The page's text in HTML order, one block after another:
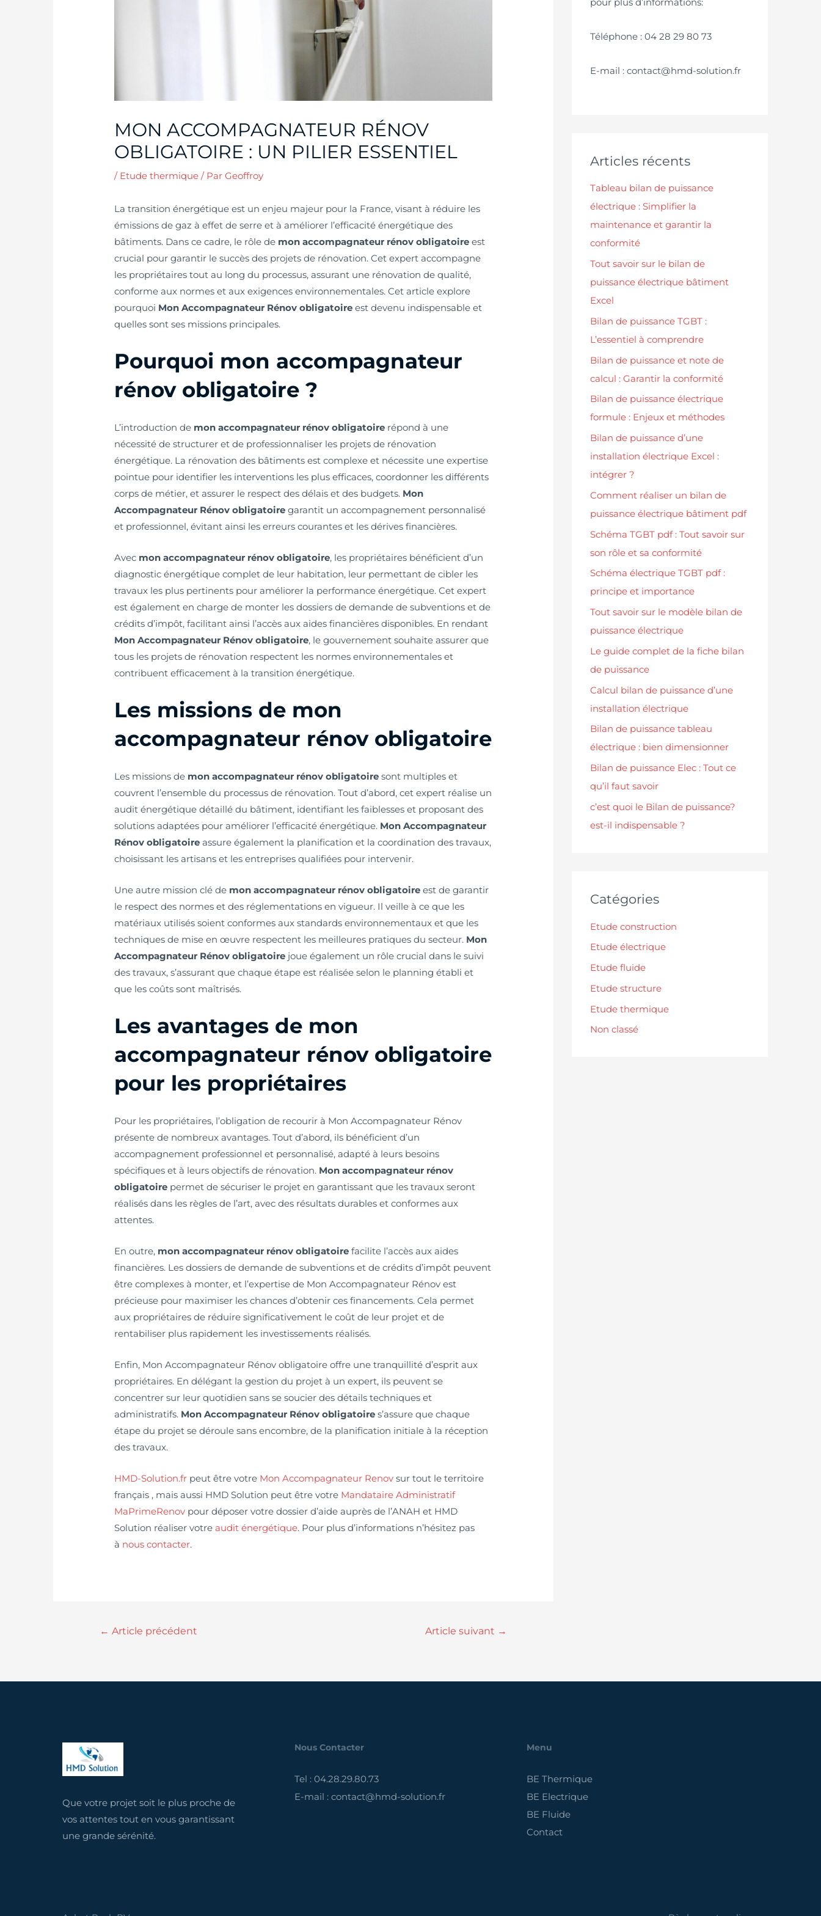
MON ACCOMPAGNATEUR RÉNOV
OBLIGATOIRE : UN PILIER ESSENTIEL
/ Etude thermique / ParGeoffroy
La transition énergétique est un enjeu majeur pour la France, visant à réduire les
émissions de gaz à effet de serre et à améliorer l’efficacité énergétique des
bâtiments. Dans ce cadre, le rôle de mon accompagnateur rénov obligatoire est
crucial pour garantir le succès des projets de rénovation. Cet expert accompagne
les propriétaires tout au long du processus, assurant une rénovation de qualité,
conforme aux normes et aux exigences environnementales. Cet article explore
pourquoi Mon Accompagnateur Rénov obligatoire est devenu indispensable et
quelles sont ses missions principales.
Pourquoi mon accompagnateur
rénov obligatoire ?
L’introduction de mon accompagnateur rénov obligatoire répond à une
nécessité de structurer et de professionnaliser les projets de rénovation
énergétique. La rénovation des bâtiments est complexe et nécessite une expertise
pointue pour identifier les interventions les plus efficaces, coordonner les différents
corps de métier, et assurer le respect des délais et des budgets. Mon
Accompagnateur Rénov obligatoire garantit un accompagnement personnalisé
et professionnel, évitant ainsi les erreurs courantes et les dérives financières.
Avec mon accompagnateur rénov obligatoire, les propriétaires bénéficient d’un
diagnostic énergétique complet de leur habitation, leur permettant de cibler les
travaux les plus pertinents pour améliorer la performance énergétique. Cet expert
est également en charge de monter les dossiers de demande de subventions et de
crédits d’impôt, facilitant ainsi l’accès aux aides financières disponibles. En rendant
Mon Accompagnateur Rénov obligatoire, le gouvernement souhaite assurer que
tous les projets de rénovation respectent les normes environnementales et
contribuent efficacement à la transition énergétique.
Les missions de mon
accompagnateur rénov obligatoire
Les missions de mon accompagnateur rénov obligatoire sont multiples et
couvrent l’ensemble du processus de rénovation. Tout d’abord, cet expert réalise un
audit énergétique détaillé du bâtiment, identifiant les faiblesses et proposant des
solutions adaptées pour améliorer l’efficacité énergétique. Mon Accompagnateur
Rénov obligatoire assure également la planification et la coordination des travaux,
choisissant les artisans et les entreprises qualifiées pour intervenir.
Une autre mission clé de mon accompagnateur rénov obligatoire est de garantir
le respect des normes et des réglementations en vigueur. Il veille à ce que les
matériaux utilisés soient conformes aux standards environnementaux et que les
techniques de mise en œuvre respectent les meilleures pratiques du secteur. Mon
Accompagnateur Rénov obligatoire joue également un rôle crucial dans le suivi
des travaux, s’assurant que chaque étape est réalisée selon le planning établi et
que les coûts sont maîtrisés.
Les avantages de mon
accompagnateur rénov obligatoire
pour les propriétaires
Pour les propriétaires, l’obligation de recourir à Mon Accompagnateur Rénov
présente de nombreux avantages. Tout d’abord, ils bénéficient d’un
accompagnement professionnel et personnalisé, adapté à leurs besoins
spécifiques et à leurs objectifs de rénovation. Mon accompagnateur rénov
obligatoire permet de sécuriser le projet en garantissant que les travaux seront
réalisés dans les règles de l’art, avec des résultats durables et conformes aux
attentes.
En outre, mon accompagnateur rénov obligatoire facilite l’accès aux aides
financières. Les dossiers de demande de subventions et de crédits d’impôt peuvent
être complexes à monter, et l’expertise de Mon Accompagnateur Rénov est
précieuse pour maximiser les chances d’obtenir ces financements. Cela permet
aux propriétaires de réduire significativement le coût de leur projet et de
rentabiliser plus rapidement les investissements réalisés.
Enfin, Mon Accompagnateur Rénov obligatoire offre une tranquillité d’esprit aux
propriétaires. En délégant la gestion du projet à un expert, ils peuvent se
concentrer sur leur quotidien sans se soucier des détails techniques et
administratifs. Mon Accompagnateur Rénov obligatoire s’assure que chaque
étape du projet se déroule sans encombre, de la planification initiale à la réception
des travaux.
HMD-Solution.fr peut être votre Mon Accompagnateur Renov sur tout le territoire
français , mais aussi HMD Solution peut être votre Mandataire Administratif
MaPrimeRenov pour déposer votre dossier d’aide auprès de l’ANAH et HMD
Solution réaliser votre audit énergétique. Pour plus d’informations n’hésitez pas
à nous contacter.
← Article précédent Article suivant →
Téléphone : 04 28 29 80 73
E-mail : contact@hmd-solution.fr
Articles récents
Tableau bilan de puissance
électrique : Simplifier la
maintenance et garantir la
conformité
Tout savoir sur le bilan de
puissance électrique bâtiment
Excel
Bilan de puissance TGBT :
L’essentiel à comprendre
Bilan de puissance et note de
calcul : Garantir la conformité
Bilan de puissance électrique
formule : Enjeux et méthodes
Bilan de puissance d’une
installation électrique Excel :
intégrer ?
Comment réaliser un bilan de
puissance électrique bâtiment pdf
Schéma TGBT pdf : Tout savoir sur
son rôle et sa conformité
Schéma électrique TGBT pdf :
principe et importance
Tout savoir sur le modèle bilan de
puissance électrique
Le guide complet de la fiche bilan
de puissance
Calcul bilan de puissance d’une
installation électrique
Bilan de puissance tableau
électrique : bien dimensionner
Bilan de puissance Elec : Tout ce
qu’il faut savoir
c’est quoi le Bilan de puissance?
est-il indispensable ?
Catégories
Etude construction
Etude électrique
Etude fluide
Etude structure
Etude thermique
Non classé
Que votre projet soit le plus proche de
vos attentes tout en vous garantissant
une grande sérénité.
Nous Contacter
Tel : 04.28.29.80.73
E-mail : contact@hmd-solution.fr
Menu
BE Thermique
BE Electrique
BE Fluide
Contact